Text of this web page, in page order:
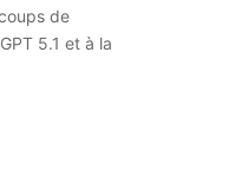
de
5.1 et à la